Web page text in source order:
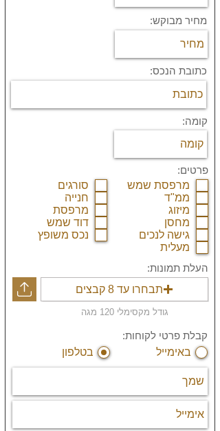
מחיר מבוקש:
כתובת הנכס:
קומה:
פרטים:
סורגים
חנייה
מרפסת
דוד שמש
נכס משופץ
מרפסת שמש
ממ"ד
מיזוג
מחסן
גישה לנכים
מעלית
העלת תמונות:
תבחרו עד 8 קבצים
גודל מקסימלי 120 מגה
קבלת פרטי לקוחות:
באימייל
בטלפון